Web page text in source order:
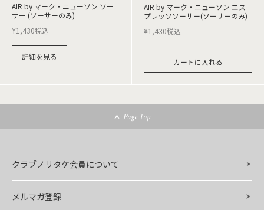
AIR by マーク・ニューソン ソー
サー (ソーサーのみ)
¥1,430税込
詳細を見る
AIR by マーク・ニューソン エス
プレッソソーサー(ソーサーのみ)
¥1,430税込
カートに入れる
Page Top
クラブノリタケ会員について
メルマガ登録